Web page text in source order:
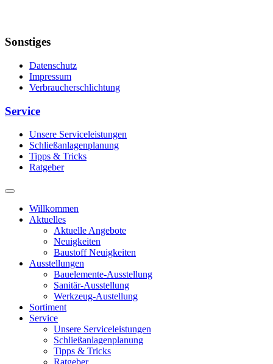
Sonstiges
Datenschutz
Impressum
Verbraucherschlichtung
Service
Unsere Serviceleistungen
Schließanlagenplanung
Tipps & Tricks
Ratgeber
Willkommen
Aktuelles
Aktuelle Angebote
Neuigkeiten
Baustoff Neuigkeiten
Ausstellungen
Bauelemente-Ausstellung
Sanitär-Ausstellung
Werkzeug-Austellung
Sortiment
Service
Unsere Serviceleistungen
Schließanlagenplanung
Tipps & Tricks